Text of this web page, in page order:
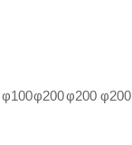
φ100φ200φ200 φ200